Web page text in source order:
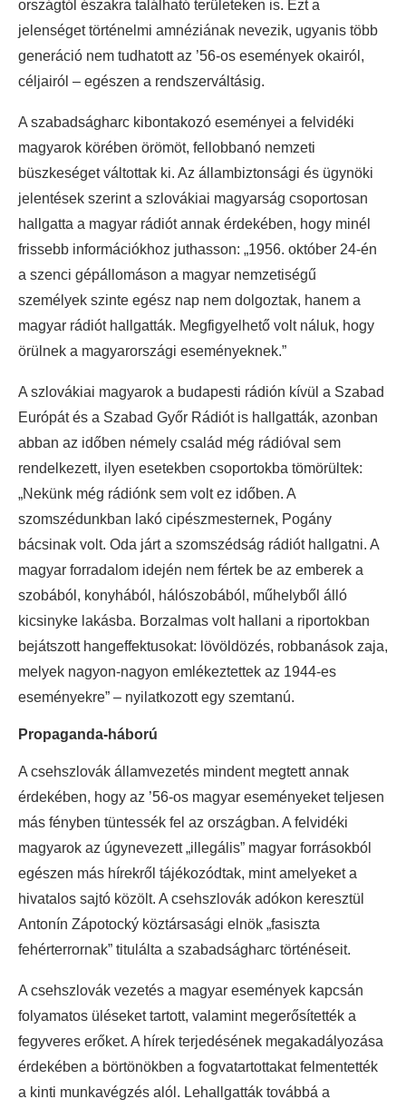
országtól északra található területeken is. Ezt a
jelenséget történelmi amnéziának nevezik, ugyanis több
generáció nem tudhatott az ’56-os események okairól,
céljairól – egészen a rendszerváltásig.
A szabadságharc kibontakozó eseményei a felvidéki
magyarok körében örömöt, fellobbanó nemzeti
büszkeséget váltottak ki. Az állambiztonsági és ügynöki
jelentések szerint a szlovákiai magyarság csoportosan
hallgatta a magyar rádiót annak érdekében, hogy minél
frissebb információkhoz juthasson: „1956. október 24-én
a szenci gépállomáson a magyar nemzetiségű
személyek szinte egész nap nem dolgoztak, hanem a
magyar rádiót hallgatták. Megfigyelhető volt náluk, hogy
örülnek a magyarországi eseményeknek.”
A szlovákiai magyarok a budapesti rádión kívül a Szabad
Európát és a Szabad Győr Rádiót is hallgatták, azonban
abban az időben némely család még rádióval sem
rendelkezett, ilyen esetekben csoportokba tömörültek:
„Nekünk még rádiónk sem volt ez időben. A
szomszédunkban lakó cipészmesternek, Pogány
bácsinak volt. Oda járt a szomszédság rádiót hallgatni. A
magyar forradalom idején nem fértek be az emberek a
szobából, konyhából, hálószobából, műhelyből álló
kicsinyke lakásba. Borzalmas volt hallani a riportokban
bejátszott hangeffektusokat: lövöldözés, robbanások zaja,
melyek nagyon-nagyon emlékeztettek az 1944-es
eseményekre” – nyilatkozott egy szemtanú.
Propaganda-háború
A csehszlovák államvezetés mindent megtett annak
érdekében, hogy az ’56-os magyar eseményeket teljesen
más fényben tüntessék fel az országban. A felvidéki
magyarok az úgynevezett „illegális” magyar forrásokból
egészen más hírekről tájékozódtak, mint amelyeket a
hivatalos sajtó közölt. A csehszlovák adókon keresztül
Antonín Zápotocký köztársasági elnök „fasiszta
fehérterrornak” titulálta a szabadságharc történéseit.
A csehszlovák vezetés a magyar események kapcsán
folyamatos üléseket tartott, valamint megerősítették a
fegyveres erőket. A hírek terjedésének megakadályozása
érdekében a börtönökben a fogvatartottakat felmentették
a kinti munkavégzés alól. Lehallgatták továbbá a